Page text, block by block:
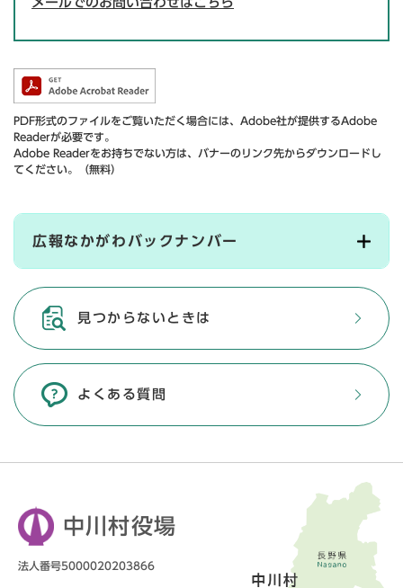
PDF形式のファイルをご覧いただく場合には、Adobe社が提供するAdobe
Readerが必要です。
Adobe Readerをお持ちでない方は、バナーのリンク先からダウンロードし
てください。（無料）
広報なかがわバックナンバー
見つからないときは
よくある質問
中川村役場
法人番号5000020203866